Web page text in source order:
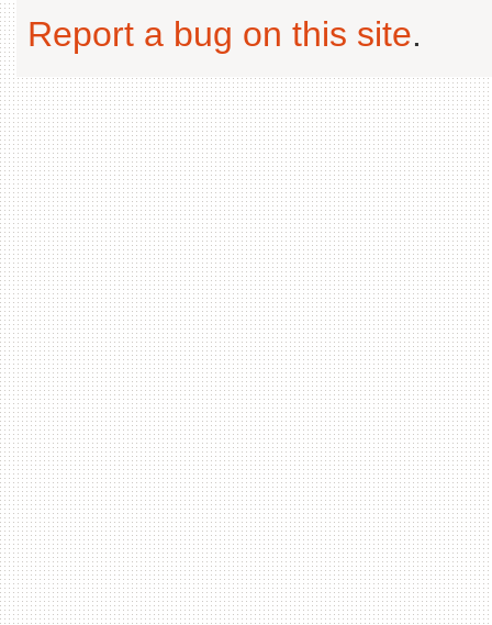
Report a bug on this site.